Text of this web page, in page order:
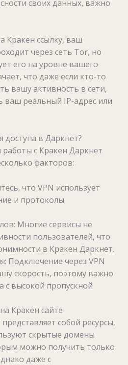
своих данных, важно
Кракен ссылку, ваш
через сеть Tor, но
его на уровне вашего
что даже если кто-то
вашу активность в сети,
ваш реальный IP-адрес или
доступа в Даркнет?
с Кракен Даркнет
факторов:
что VPN использует
и протоколы
Многие сервисы не
пользователей, что
в Кракен Даркнет.
Подключение через VPN
скорость, поэтому важно
с высокой пропускной
Кракен сайте
собой ресурсы,
скрытые домены
можно получить только
даже с